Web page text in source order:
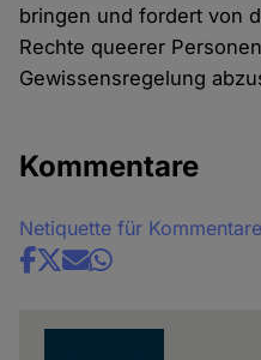
bringen und fordert von
Rechte queerer
Gewissensregelung
Kommentare
Netiquette für Kommentare
Share